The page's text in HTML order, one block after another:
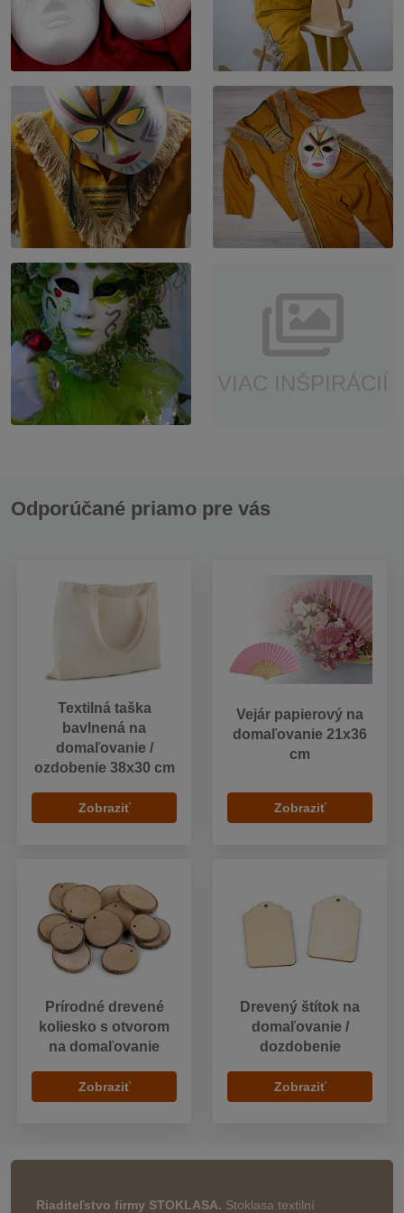
Odporúčané priamo pre vás
Textilná taška
bavlnená na
domaľovanie /
ozdobenie 38x30 cm
Zobraziť
Vejár papierový na
domaľovanie 21x36
cm
Zobraziť
Prírodné drevené
koliesko s otvorom
na domaľovanie
Zobraziť
Drevený štítok na
domaľovanie /
dozdobenie
Zobraziť
Riaditeľstvo firmy STOKLASA. Stoklasa textilní